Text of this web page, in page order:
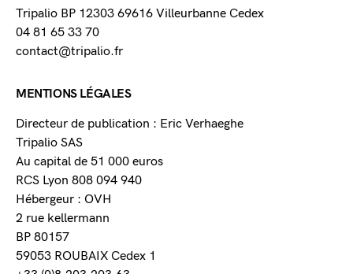
Tripalio BP 12303 69616 Villeurbanne Cedex
04 81 65 33 70
contact@tripalio.fr
MENTIONS LÉGALES
Directeur de publication : Eric Verhaeghe
Tripalio SAS
Au capital de 51 000 euros
RCS Lyon 808 094 940
Hébergeur : OVH
2 rue kellermann
BP 80157
59053 ROUBAIX Cedex 1